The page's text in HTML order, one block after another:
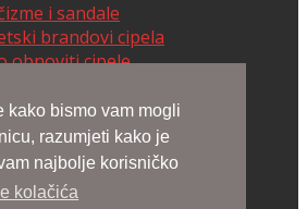
kako bismo vam mogli
razumjeti kako je
najbolje korisničko
kolačića
i sandale
brandovi cipela
obnoviti cipele
uzdahe